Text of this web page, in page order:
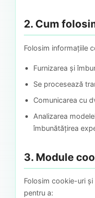
2. Cum
Folosim informațiile
Furnizarea și
Se procesează
Comunicarea cu
Analizarea
îmbunătățirea
3. Module
Folosim cookie-uri
pentru a: